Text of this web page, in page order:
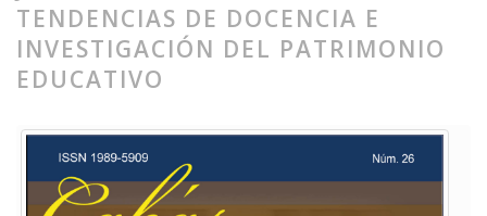
TENDENCIAS DE DOCENCIA E
INVESTIGACIÓN DEL PATRIMONIO
EDUCATIVO